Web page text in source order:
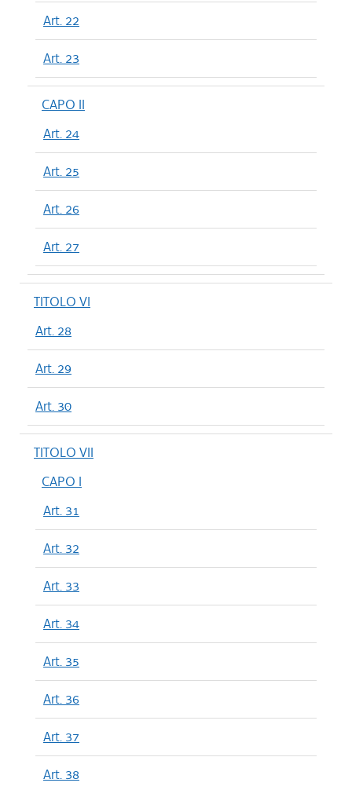
Art. 22
Art. 23
CAPO II
Art. 24
Art. 25
Art. 26
Art. 27
TITOLO VI
Art. 28
Art. 29
Art. 30
TITOLO VII
CAPO I
Art. 31
Art. 32
Art. 33
Art. 34
Art. 35
Art. 36
Art. 37
Art. 38